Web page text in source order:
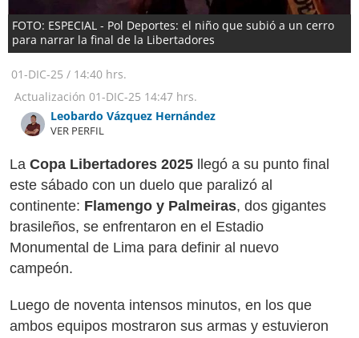
FOTO: ESPECIAL - Pol Deportes: el niño que subió a un cerro
para narrar la final de la Libertadores
01-DIC-25 / 14:40 hrs.
Actualización 01-DIC-25 14:47 hrs.
Leobardo Vázquez Hernández
VER PERFIL
La Copa Libertadores 2025 llegó a su punto final
este sábado con un duelo que paralizó al
continente: Flamengo y Palmeiras, dos gigantes
brasileños, se enfrentaron en el Estadio
Monumental de Lima para definir al nuevo
campeón.
Luego de noventa intensos minutos, en los que
ambos equipos mostraron sus armas y estuvieron